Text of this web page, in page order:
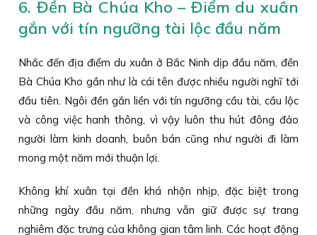
6. Đền Bà Chúa Kho – Điểm du xuân
gắn với tín ngưỡng tài lộc đầu năm
Nhắc đến địa điểm du xuân ở Bắc Ninh dịp đầu năm, đền
Bà Chúa Kho gần như là cái tên được nhiều người nghĩ tới
đầu tiên. Ngôi đền gắn liền với tín ngưỡng cầu tài, cầu lộc
và công việc hanh thông, vì vậy luôn thu hút đông đảo
người làm kinh doanh, buôn bán cũng như người đi làm
mong một năm mới thuận lợi.
Không khí xuân tại đền khá nhộn nhịp, đặc biệt trong
những ngày đầu năm, nhưng vẫn giữ được sự trang
nghiêm đặc trưng của không gian tâm linh. Các hoạt động